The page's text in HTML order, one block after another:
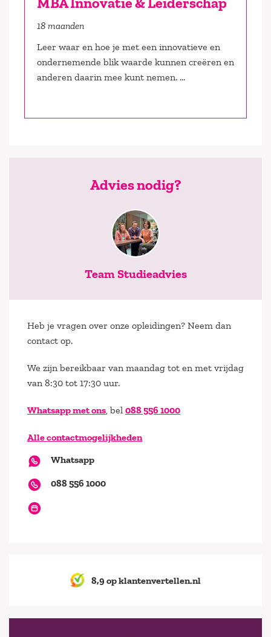
18 maanden
Leer waar en hoe je met een innovatieve en
ondernemende blik waarde kunnen creëren en
anderen daarin mee kunt nemen. ...
Advies nodig?
Team Studieadvies
Heb je vragen over onze opleidingen? Neem dan
contact op.
We zijn bereikbaar van maandag tot en met vrijdag
van 8:30 tot 17:30 uur.
Whatsapp met ons, bel 088 556 1000
Alle contactmogelijkheden
Whatsapp
088 556 1000
8,9 op klantenvertellen.nl